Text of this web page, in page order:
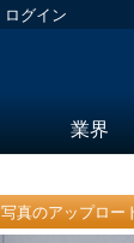
ログイン
業界
写真のアップロー